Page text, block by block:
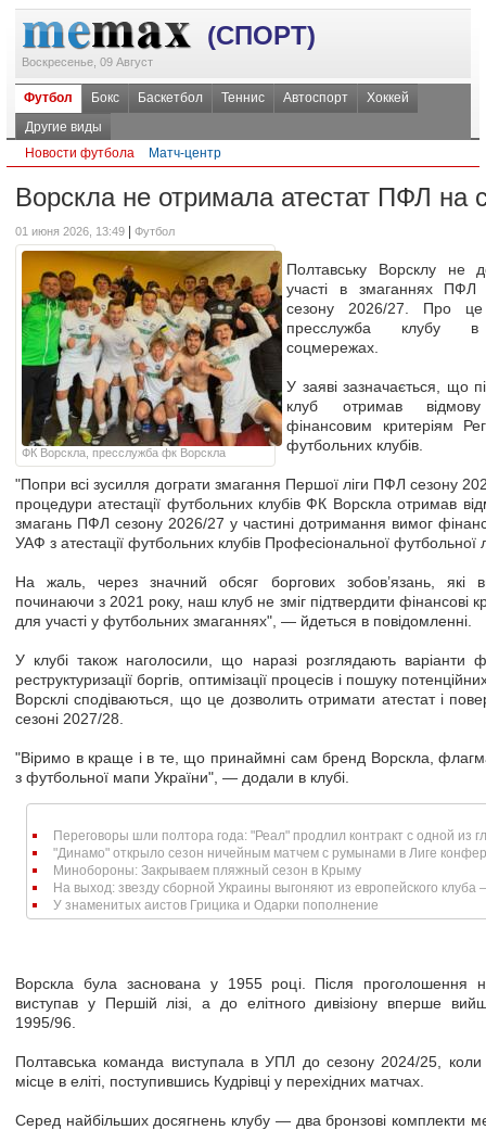
(СПОРТ)
Воскресенье, 09 Август
Футбол Бокс Баскетбол Теннис Автоспорт
Хоккей
Другие виды
Новости футбола
Матч-центр
Ворскла не отримала атестат ПФЛ на
01 июня 2026, 13:49 Футбол
ФК Ворскла, пресслужба фк Ворскла
Полтавську Ворсклу не
участі в змаганнях ПФЛ
сезону 2026/27. Про це
пресслужба клубу в
соцмережах.
У заяві зазначається, що
клуб отримав відмову
фінансовим критеріям
футбольних клубів.
"Попри всі зусилля дограти змагання Першої ліги ПФЛ сезону
процедури атестації футбольних клубів ФК Ворскла отримав
змагань ПФЛ сезону 2026/27 у частині дотримання вимог
УАФ з атестації футбольних клубів Професіональної футбольної
На жаль, через значний обсяг боргових зобов’язань, які
починаючи з 2021 року, наш клуб не зміг підтвердити фінансові
для участі у футбольних змаганнях", — йдеться в повідомленні.
У клубі також наголосили, що наразі розглядають варіанти
реструктуризації боргів, оптимізації процесів і пошуку
Ворсклі сподіваються, що це дозволить отримати атестат і
сезоні 2027/28.
"Віримо в краще і в те, що принаймні сам бренд Ворскла,
з футбольної мапи України", — додали в клубі.
Переговоры шли полтора года: "Реал" продлил контракт с одной из
"Динамо" открыло сезон ничейным матчем с румынами в Лиге
Минобороны: Закрываем пляжный сезон в Крыму
На выход: звезду сборной Украины выгоняют из европейского клуба
У знаменитых аистов Грицика и Одарки пополнение
Ворскла була заснована у 1955 році. Після проголошення
виступав у Першій лізі, а до елітного дивізіону вперше
1995/96.
Полтавська команда виступала в УПЛ до сезону 2024/25, коли
місце в еліті, поступившись Кудрівці у перехідних матчах.
Серед найбільших досягнень клубу — два бронзові комплекти